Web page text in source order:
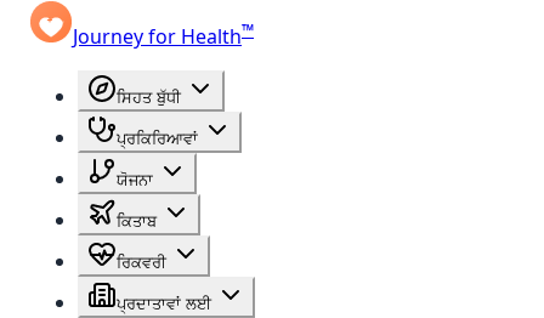
Journey for Health™
ਸਿਹਤ ਬੁੱਧੀ
ਪ੍ਰਕਿਰਿਆਵਾਂ
ਯੋਜਨਾ
ਕਿਤਾਬ
ਰਿਕਵਰੀ
ਪ੍ਰਦਾਤਾਵਾਂ ਲਈ